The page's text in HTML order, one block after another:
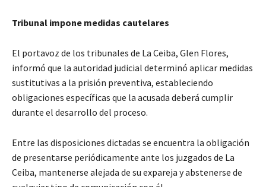
Tribunal impone medidas cautelares
El portavoz de los tribunales de La Ceiba, Glen Flores,
informó que la autoridad judicial determinó aplicar medidas
sustitutivas a la prisión preventiva, estableciendo
obligaciones específicas que la acusada deberá cumplir
durante el desarrollo del proceso.
Entre las disposiciones dictadas se encuentra la obligación
de presentarse periódicamente ante los juzgados de La
Ceiba, mantenerse alejada de su expareja y abstenerse de